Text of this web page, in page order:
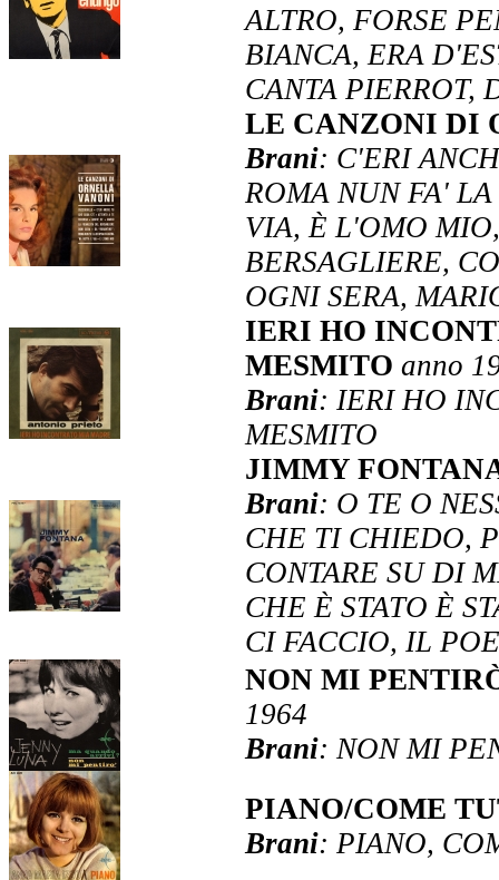
ALTRO, FORSE
BIANCA, ERA
CANTA PIERROT,
LE CANZONI DI
Brani: C'ERI
ROMA NUN FA'
VIA, È L'OMO
BERSAGLIERE,
OGNI SERA,
IERI HO
MESMITO anno
Brani: IERI HO
MESMITO
JIMMY
Brani: O TE O
CHE TI CHIEDO,
CONTARE SU DI
CHE È STATO È
CI FACCIO, IL
NON MI
1964
Brani: NON MI
PIANO/COME
Brani: PIANO,